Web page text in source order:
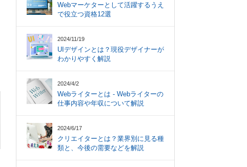
Webマーケターとして活躍するうえ
で役立つ資格12選
2024/11/19
UIデザインとは？現役デザイナーが
わかりやすく解説
2024/4/2
Webライターとは - Webライターの
仕事内容や年収について解説
2024/6/17
クリエイターとは？業界別に見る種
類と、今後の需要などを解説